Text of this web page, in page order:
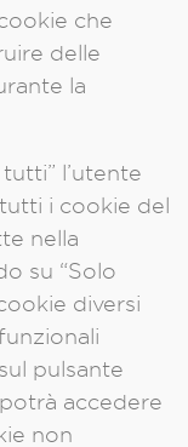
che
delle
la
l’utente
i cookie del
nella
su “Solo
diversi
pulsante
potrà accedere
non